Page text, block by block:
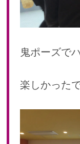
鬼ポーズで
楽しかった